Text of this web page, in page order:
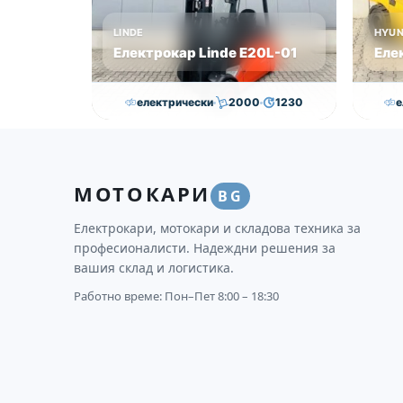
оптимално решение,
съобразено с условията
на работна среда и
предвидения бюджет.
LINDE
Електрокар Linde Е20L-01
електрически 2000 1230
3145 2011 втора употреба
МОТОКАРИ BG
Електрокари, мотокари и складова техника за
професионалисти. Надеждни решения за
вашия склад и логистика.
Работно време: Пон–Пет 8:00 – 18:30